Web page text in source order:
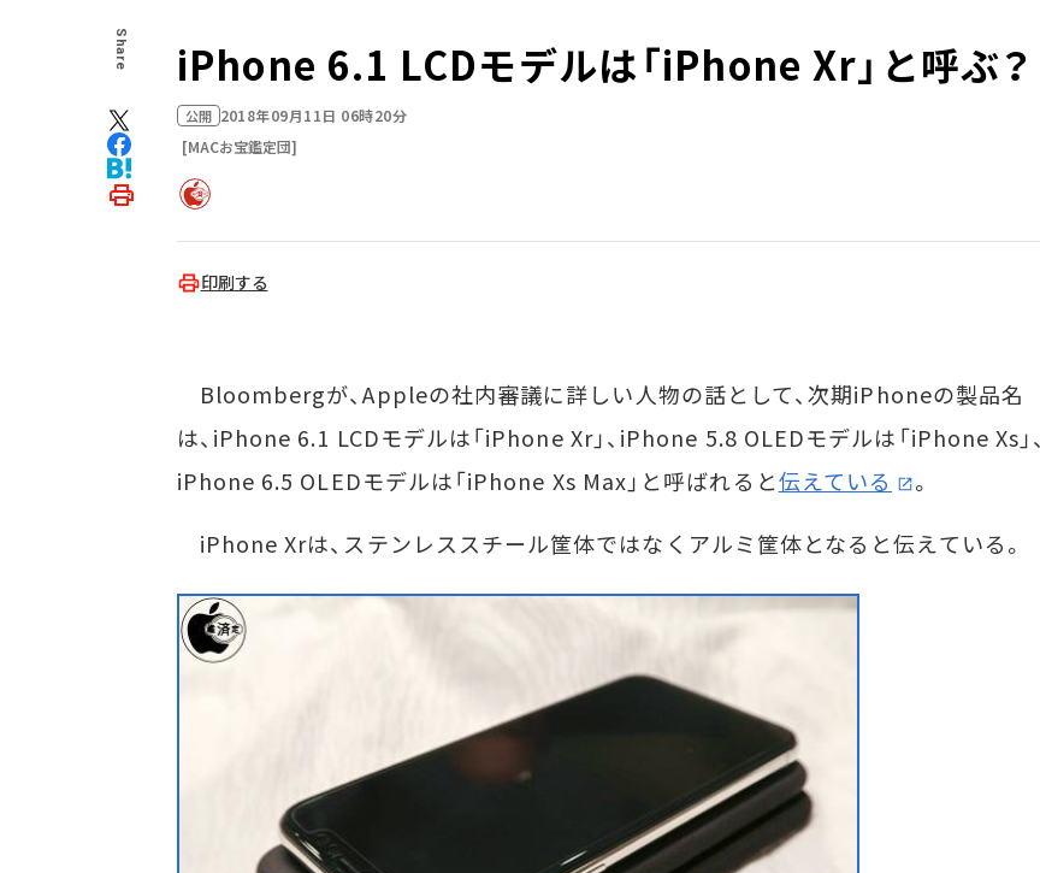
Share iPhone 6.1 LCDモデルは「iPhone Xr」と呼ぶ？
公開 2018年09月11日 06時20分
[MACお宝鑑定団]
印刷する
Bloombergが、Appleの社内審議に詳しい人物の話として、次期iPhoneの製品名
は、iPhone 6.1 LCDモデルは「iPhone Xr」、iPhone 5.8 OLEDモデルは「iPhone Xs」、
iPhone 6.5 OLEDモデルは「iPhone Xs Max」と呼ばれると伝えている
。
iPhone Xrは、ステンレススチール筐体ではなくアルミ筐体となると伝えている。